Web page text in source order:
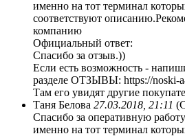
именно на тот терминал
соответствуют
компанию
Официальный ответ:
Спасибо за отзыв.))
Если есть возможность -
разделе ОТЗЫВЫ: https://noski-
Там его увидят другие
Таня Белова 27.03.2018, 21:11
Спасибо за оперативную
именно на тот терминал